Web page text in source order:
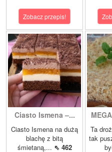
Zobacz przepis!
Ciasto Ismena –...
Ciasto Ismena na dużą
blachę z bitą
śmietaną,... ⇖ 462
Ta
tak